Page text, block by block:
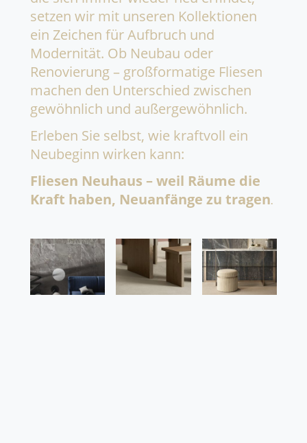
setzen wir mit unseren Kollektionen
ein Zeichen für Aufbruch und
Modernität. Ob Neubau oder
Renovierung – großformatige Fliesen
machen den Unterschied zwischen
gewöhnlich und außergewöhnlich.
Erleben Sie selbst, wie kraftvoll ein
Neubeginn wirken kann:
Fliesen Neuhaus – weil Räume die
Kraft haben, Neuanfänge zu tragen.